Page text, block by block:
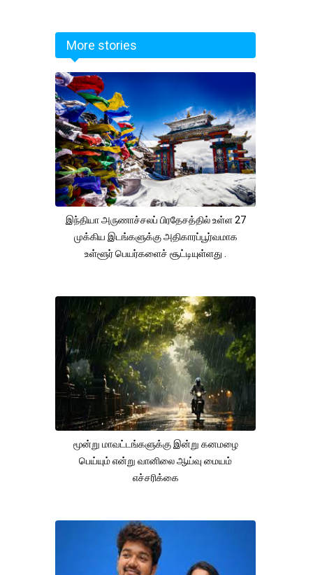
More stories
இந்தியா அருணாச்சலப் பிரதேசத்தில் உள்ள 27
முக்கிய இடங்களுக்கு அதிகாரப்பூர்வமாக
உள்ளூர் பெயர்களைச் சூட்டியுள்ளது .
மூன்று மாவட்டங்களுக்கு இன்று கனமழை
பெய்யும் என்று வானிலை ஆய்வு மையம்
எச்சரிக்கை